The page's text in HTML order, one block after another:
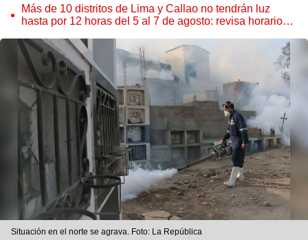
Más de 10 distritos de Lima y Callao no tendrán luz
hasta por 12 horas del 5 al 7 de agosto: revisa horarios y
Situación en el norte se agrava. Foto: La República